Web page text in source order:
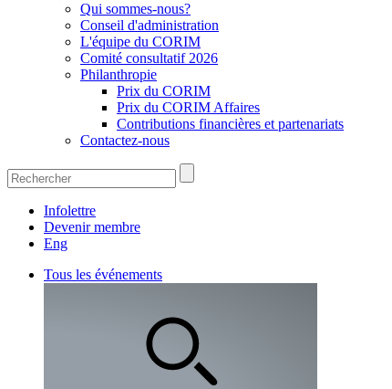
Qui sommes-nous?
Conseil d'administration
L'équipe du CORIM
Comité consultatif 2026
Philanthropie
Prix du CORIM
Prix du CORIM Affaires
Contributions financières et partenariats
Contactez-nous
Infolettre
Devenir membre
Eng
Tous les événements